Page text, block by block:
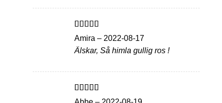
Betygsatt5
av 5
Amira – 2022-08-17
Älskar, Så himla gullig ros !
Betygsatt5